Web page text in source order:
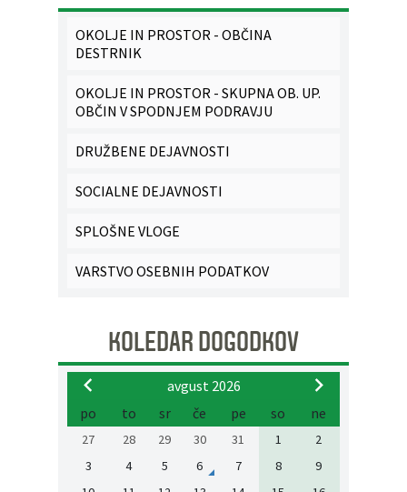
OKOLJE IN PROSTOR - OBČINA
DESTRNIK
OKOLJE IN PROSTOR - SKUPNA OB. UP.
OBČIN V SPODNJEM PODRAVJU
DRUŽBENE DEJAVNOSTI
SOCIALNE DEJAVNOSTI
SPLOŠNE VLOGE
VARSTVO OSEBNIH PODATKOV
KOLEDAR DOGODKOV
avgust 2026
po
to sr če pe so ne
27 28 29 30 31 1
2
3
4 5 6 7 8
9